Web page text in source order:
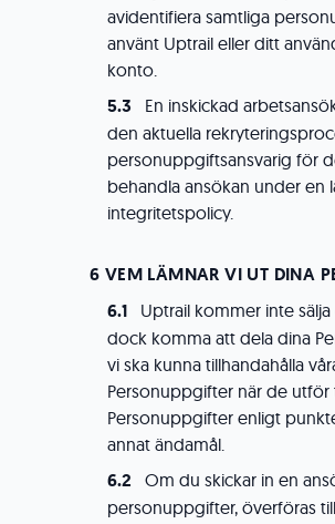
avidentifiera samtliga
använt Uptrail eller ditt
konto.
En inskickad
den aktuella
personuppgiftsansvarig för
behandla ansökan under
integritetspolicy.
VEM LÄMNAR VI UT DINA
Uptrail kommer inte
dock komma att dela dina
vi ska kunna tillhandahålla
Personuppgifter när de
Personuppgifter enligt
annat ändamål.
Om du skickar in en
personuppgifter, överföras